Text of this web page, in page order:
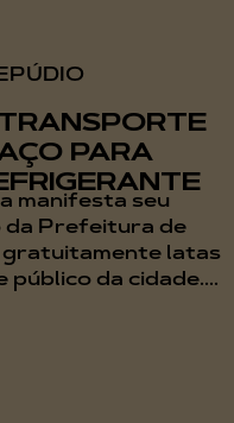
PARA
manifesta seu
da Prefeitura de
gratuitamente latas
da cidade....